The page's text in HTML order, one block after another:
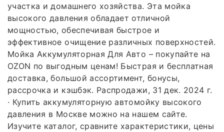
участка и домашнего хозяйства. Эта мойка
высокого давления обладает отличной
мощностью, обеспечивая быстрое и
эффективное очищение различных поверхностей.
Мойка Аккумуляторная Для Авто – покупайте на
OZON по выгодным ценам! Быстрая и бесплатная
доставка, большой ассортимент, бонусы,
рассрочка и кэшбэк. Распродажи, 31 дек. 2024 г.
· Купить аккумуляторную автомойку высокого
давления в Москве можно на нашем сайте.
Изучите каталог, сравните характеристики, цены